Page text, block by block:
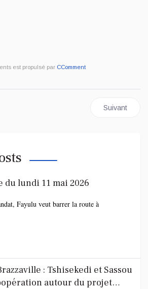
est propulsé par CComment
: peine capitale pour Josué
Article
Suivant
du lundi 11 mai 2026
Fayulu veut barrer la route à
: Tshisekedi et Sassou
autour du projet